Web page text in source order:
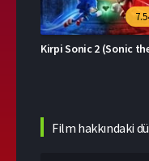
Film hakkındaki